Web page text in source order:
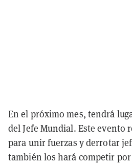
En el próximo mes, tendrá
del Jefe Mundial. Este evento
para unir fuerzas y derrotar
también los hará competir